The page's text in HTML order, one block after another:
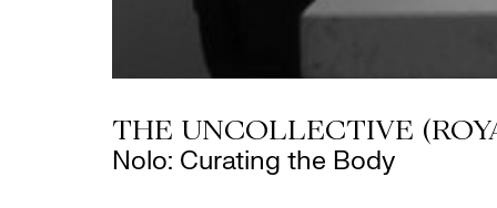
THE UNCOLLECTIVE
Nolo: Curating the Body